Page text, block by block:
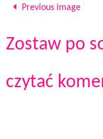
Previous image
Zostaw po
czytać